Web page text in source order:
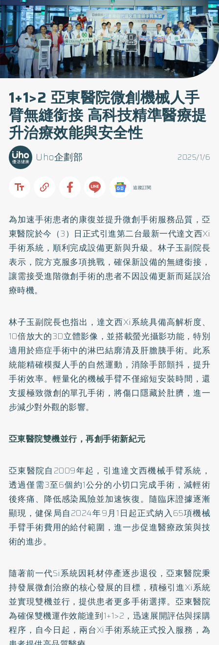
1+1>2 亞東醫院微創機械人手
臂無縫銜接 高科技精準醫療提
升治療效能與安全性
2025/1/6
Uho企劃部
追蹤訂閱
為加速手術患者的康復並提升微創手術服務品質，亞
東醫院於今（3）日正式引進第二台最新一代達文西Xi
手術系統，順利完成設備更新與升級。林子玉副院長
表示，院方克服多項挑戰，確保新設備的無縫銜接，
讓需接受進階微創手術的患者不因設備更新而延誤治
療時機。
林子玉副院長也指出，達文西Xi系統具備高解析度、
10倍放大的3D立體影像，並搭載螢光攝影功能，特別
適用於癌症手術中的淋巴結廓清及肝膽胰手術。此系
統能精確模擬人手的自然運動，消除手部顫抖，提升
手術效率。輕量化的機械手臂不僅縮短安裝時間，還
支援極致微創的單孔手術，將傷口隱藏於肚臍，進一
步減少對外觀的影響。
亞東醫院雙機並行，再創手術新紀元
亞東醫院自2009年起，引進達文西機械手臂系統，
透過僅需3至6個約1公分的小切口完成手術，減輕術
後疼痛、降低感染風險並加速恢復。隨臨床證據逐漸
顯現，健保局自2024年9月1日起正式納入65項機械
手臂手術費用的給付範圍，進一步促進醫療政策與技
術的進步。
隨著前一代Si系統因耗材停產逐步退役，亞東醫院秉
持發展微創治療的核心發展的目標，積極引進Xi系統
並實現雙機並行，提供患者更多手術選擇。亞東醫院
為確保雙機運作效能達到1+1>2，迅速展開評估與採購
程序，自今日起，兩台Xi手術系統正式投入服務，為